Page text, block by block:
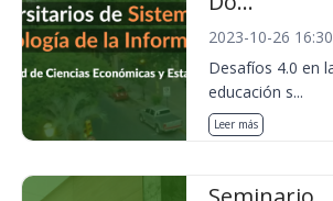
2023-10-26
Desafíos 4.0 en
educación s...
Leer más